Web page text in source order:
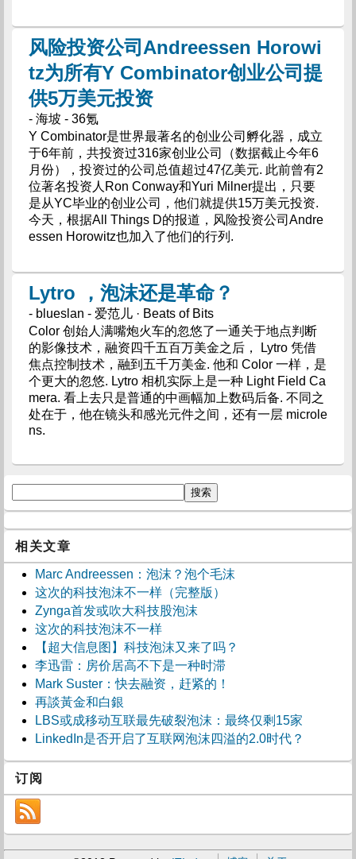
风险投资公司Andreessen Horowi
tz为所有Y Combinator创业公司提
供5万美元投资
- 海坡 - 36氪
Y Combinator是世界最著名的创业公司孵化器，成立
于6年前，共投资过316家创业公司（数据截止今年6
月份），投资过的公司总值超过47亿美元. 此前曾有2
位著名投资人Ron Conway和Yuri Milner提出，只要
是从YC毕业的创业公司，他们就提供15万美元投资.
今天，根据All Things D的报道，风险投资公司Andre
essen Horowitz也加入了他们的行列.
Lytro ，泡沫还是革命？
- blueslan - 爱范儿 · Beats of Bits
Color 创始人满嘴炮火车的忽悠了一通关于地点判断
的影像技术，融资四千五百万美金之后， Lytro 凭借
焦点控制技术，融到五千万美金. 他和 Color 一样，是
个更大的忽悠. Lytro 相机实际上是一种 Light Field Ca
mera. 看上去只是普通的中画幅加上数码后备. 不同之
处在于，他在镜头和感光元件之间，还有一层 microle
ns.
相关文章
Marc Andreessen：泡沫？泡个毛沫
这次的科技泡沫不一样（完整版）
Zynga首发或吹大科技股泡沫
这次的科技泡沫不一样
【超大信息图】科技泡沫又来了吗？
李迅雷：房价居高不下是一种时滞
Mark Suster：快去融资，赶紧的！
再談黃金和白銀
LBS或成移动互联最先破裂泡沫：最终仅剩15家
LinkedIn是否开启了互联网泡沫四溢的2.0时代？
订阅